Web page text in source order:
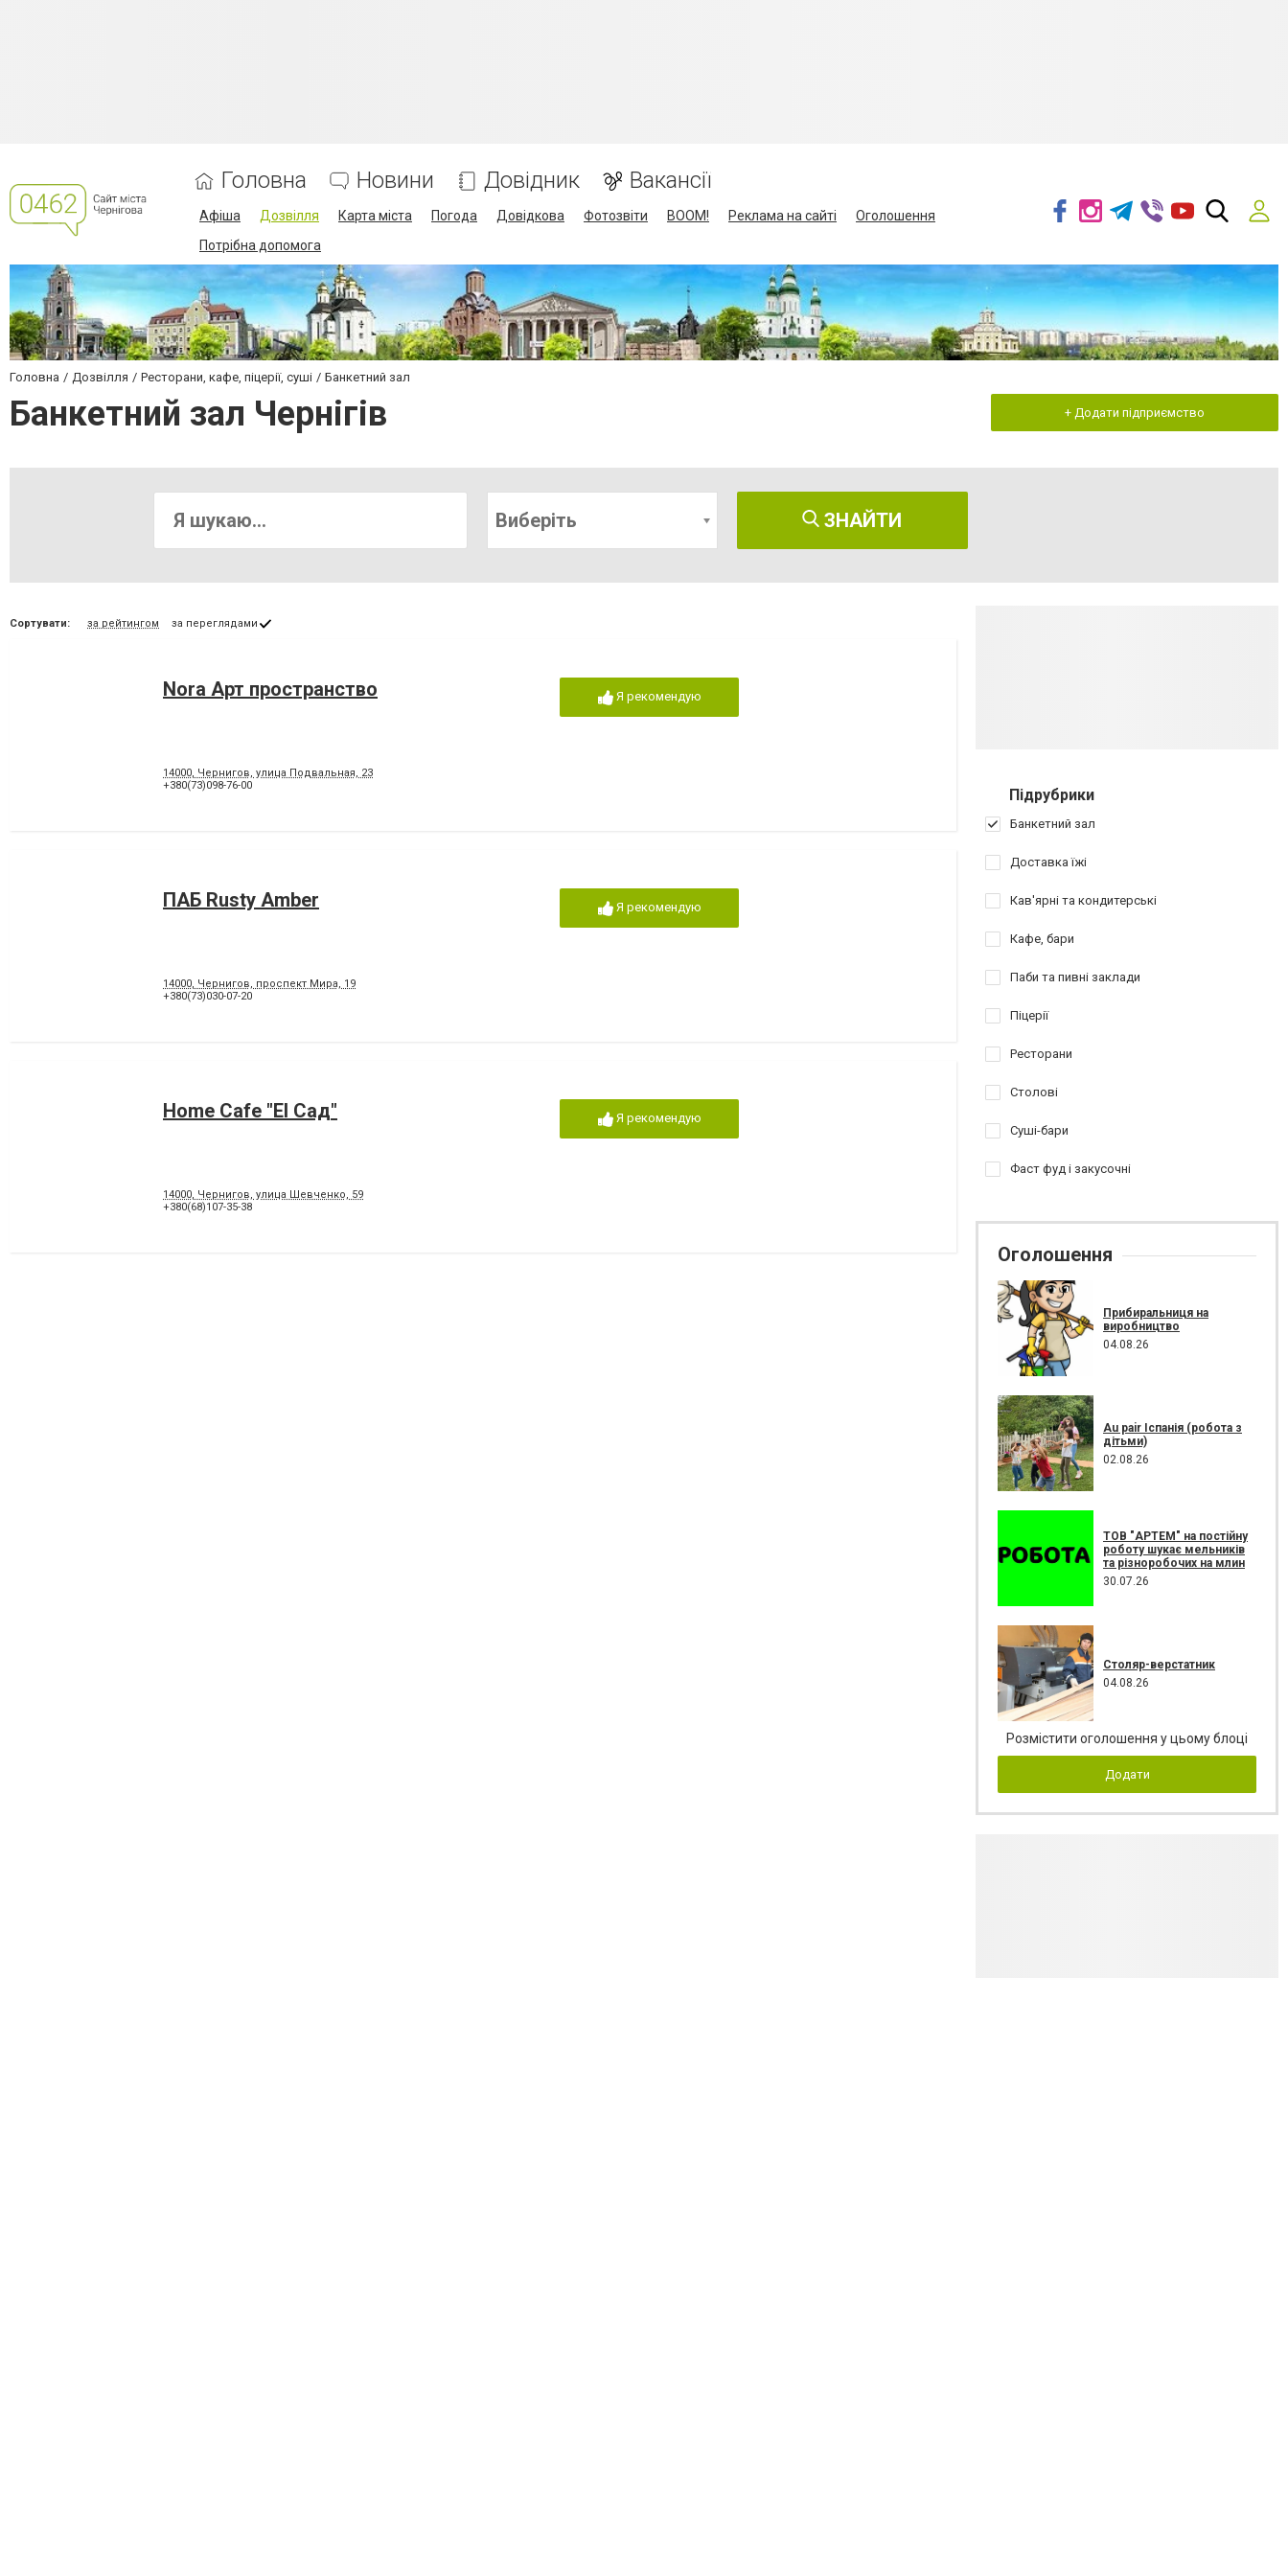
Головна Новини Довідник Вакансії
Афіша Дозвілля Карта міста Погода Довідкова Фотозвіти BOOM! Реклама на сайті
Оголошення
Потрібна допомога
Головна Дозвілля Ресторани, кафе, піцерії, суші Банкетний зал
Банкетний зал Чернігів + Додати підприємство
Виберіть ЗНАЙТИ
Сортувати: за рейтингом за переглядами
Nora Арт пространство
14000, Чернигов, улица Подвальная, 23
+380(73)098-76-00
Я рекомендую
ПАБ Rusty Amber
14000, Чернигов, проспект Мира, 19
+380(73)030-07-20
Я рекомендую
Home Cafe "El Сад"
14000, Чернигов, улица Шевченко, 59
+380(68)107-35-38
Я рекомендую
Підрубрики
Банкетний зал
Доставка їжі
Кав'ярні та кондитерські
Кафе, бари
Паби та пивні заклади
Піцерії
Ресторани
Столові
Суші-бари
Фаст фуд і закусочні
Оголошення
Прибиральниця на
виробництво
04.08.26
Au pair Іспанія (робота з
дітьми)
02.08.26
ТОВ "АРТЕМ" на постійну
роботу шукає мельників
та різноробочих на млин
30.07.26
Столяр-верстатник
04.08.26
Розмістити оголошення у цьому блоці
Додати